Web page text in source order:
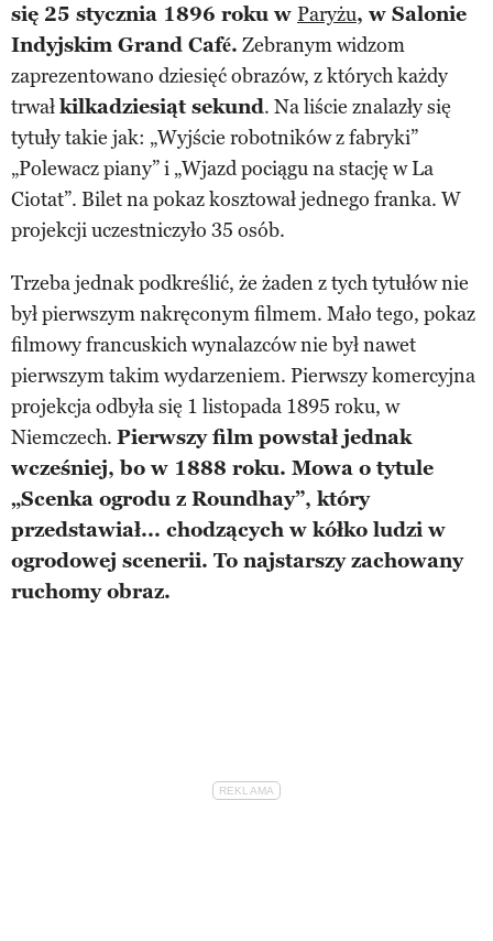
się 25 stycznia 1896 roku w Paryżu, w Salonie
Indyjskim Grand Café. Zebranym widzom
zaprezentowano dziesięć obrazów, z których każdy
trwałkilkadziesiąt sekund. Na liście znalazły się
tytuły takie jak: „Wyjście robotników z fabryki”
„Polewacz piany” i „Wjazd pociągu na stację w La
Ciotat”. Bilet na pokaz kosztował jednego franka. W
projekcji uczestniczyło 35 osób.
Trzeba jednak podkreślić, że żaden z tych tytułów nie
był pierwszym nakręconym filmem. Mało tego, pokaz
filmowy francuskich wynalazców nie był nawet
pierwszym takim wydarzeniem. Pierwszy komercyjna
projekcja odbyła się 1 listopada 1895 roku, w
Niemczech. Pierwszy film powstał jednak
wcześniej, bo w 1888 roku. Mowa o tytule
„Scenka ogrodu z Roundhay”, który
przedstawiał... chodzących w kółko ludzi w
ogrodowej scenerii. To najstarszy zachowany
ruchomy obraz.